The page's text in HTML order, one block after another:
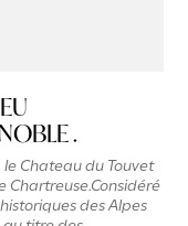
.
le Chateau du Touvet
Chartreuse.Considéré
des Alpes